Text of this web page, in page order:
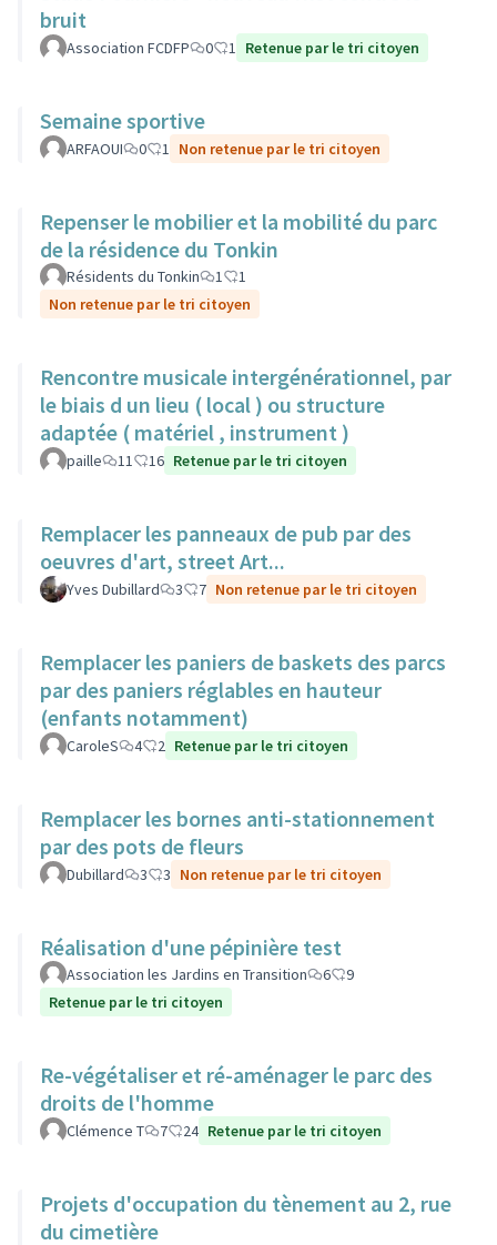
bruit
Association FCDFP 0 1 Retenue par le tri citoyen
Semaine sportive
ARFAOUI 0 1 Non retenue par le tri citoyen
Repenser le mobilier et la mobilité du parc
de la résidence du Tonkin
Résidents du Tonkin 1
1
Non retenue par le tri citoyen
Rencontre musicale intergénérationnel, par
le biais d un lieu ( local ) ou structure
adaptée ( matériel , instrument )
paille 11 16 Retenue par le tri citoyen
Remplacer les panneaux de pub par des
oeuvres d'art, street Art...
Yves Dubillard 3 7 Non retenue par le tri citoyen
Remplacer les paniers de baskets des parcs
par des paniers réglables en hauteur
(enfants notamment)
CaroleS 4 2 Retenue par le tri citoyen
Remplacer les bornes anti-stationnement
par des pots de fleurs
Dubillard 3 3 Non retenue par le tri citoyen
Réalisation d'une pépinière test
Association les Jardins en Transition 6
9
Retenue par le tri citoyen
Re-végétaliser et ré-aménager le parc des
droits de l'homme
Clémence T 7 24 Retenue par le tri citoyen
Projets d'occupation du tènement au 2, rue
du cimetière